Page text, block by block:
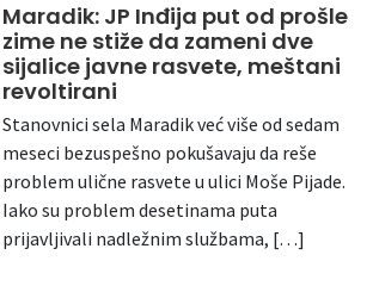
Maradik: JP Inđija put od prošle
zime ne stiže da zameni dve
sijalice javne rasvete, meštani
revoltirani
Stanovnici sela Maradik već više od sedam
meseci bezuspešno pokušavaju da reše
problem ulične rasvete u ulici Moše Pijade.
Iako su problem desetinama puta
prijavljivali nadležnim službama, […]